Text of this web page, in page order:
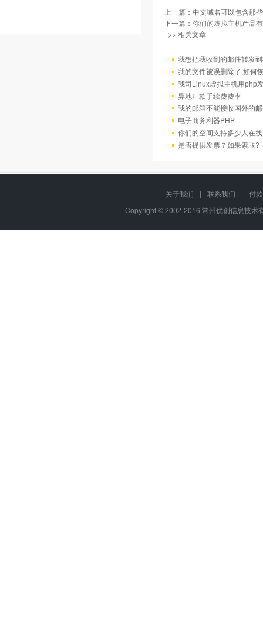
上一篇： 中文域名可以包含那
下一篇： 你们的虚拟主机产品
>> 相关文章
我想把我收到的邮件转发
我的文件被误删除了,如何
我司Linux虚拟主机用php
异地汇款手续费费率
我的邮箱不能接收国外的
电子商务利器PHP
你们的空间支持多少人在
是否提供发票？如果索取?
关于我们 | 联系我们 |
付
Copyright © 2002-2016 常州优创信息技